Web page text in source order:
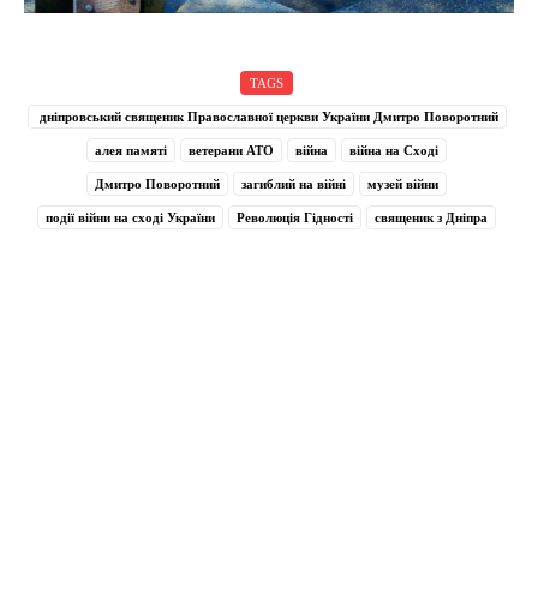
TAGS
дніпровський священик Православної церкви України Дмитро Поворотний
алея памяті ветерани АТО війна війна на Сході
Дмитро Поворотний загиблий на війні музей війни
події війни на сході України Революція Гідності священик з Дніпра